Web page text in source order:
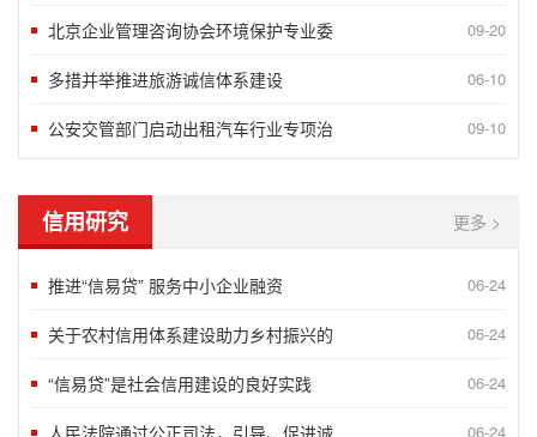
北京企业管理咨询协会环境保护专业委 09-20
多措并举推进旅游诚信体系建设 06-10
公安交管部门启动出租汽车行业专项治 09-10
信用研究 更多 >
推进“信易贷” 服务中小企业融资 06-24
关于农村信用体系建设助力乡村振兴的 06-24
“信易贷”是社会信用建设的良好实践 06-24
06-24